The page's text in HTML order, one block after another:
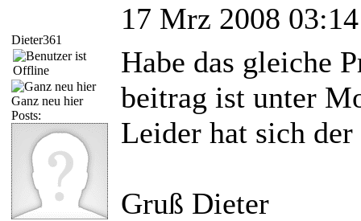
Dieter361
Ganz neu hier
Posts:
17 Mrz 2008 03:14
Habe das gleiche
beitrag ist unter
Leider hat sich
Gruß Dieter